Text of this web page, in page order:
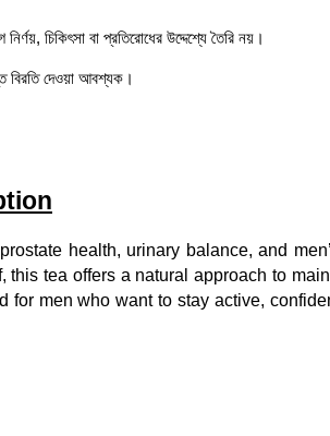
চিকিৎসা বা প্রতিরোধের উদ্দেশ্যে তৈরি নয়।
বিরতি দেওয়া আবশ্যক।
health, urinary balance, and
tea offers a natural approach to
men who want to stay active,